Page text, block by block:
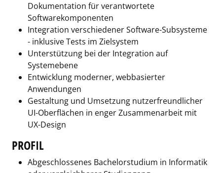
Dokumentation für verantwortete
Softwarekomponenten
Integration verschiedener Software-Subsysteme
- inklusive Tests im Zielsystem
Unterstützung bei der Integration auf
Systemebene
Entwicklung moderner, webbasierter
Anwendungen
Gestaltung und Umsetzung nutzerfreundlicher
UI-Oberflächen in enger Zusammenarbeit mit
UX-Design
PROFIL
Abgeschlossenes Bachelorstudium in Informatik